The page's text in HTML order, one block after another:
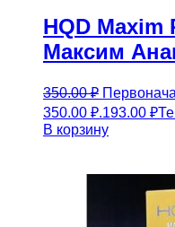
HQD Maxim
Максим
350.00₽
350.00 ₽.193.00 ₽
В корзину